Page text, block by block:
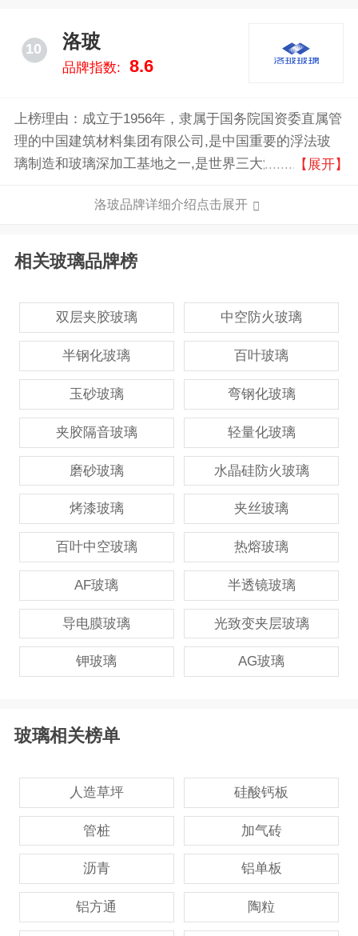
10 洛玻
品牌指数: 8.6
上榜理由：成立于1956年，隶属于国务院国资委直属管
理的中国建筑材料集团有限公司,是中国重要的浮法玻
璃制造和玻璃深加工基地之一,是世界三大浮法玻璃工
企业之一。经过50余年的建设和发展,已成为集科研开
【展开】
洛玻品牌详细介绍点击展开
相关玻璃品牌榜
双层夹胶玻璃 中空防火玻璃
半钢化玻璃 百叶玻璃
玉砂玻璃 弯钢化玻璃
夹胶隔音玻璃 轻量化玻璃
磨砂玻璃 水晶硅防火玻璃
烤漆玻璃 夹丝玻璃
百叶中空玻璃 热熔玻璃
AF玻璃 半透镜玻璃
导电膜玻璃 光致变夹层玻璃
钾玻璃 AG玻璃
玻璃相关榜单
人造草坪 硅酸钙板
管桩 加气砖
沥青 铝单板
铝方通 陶粒